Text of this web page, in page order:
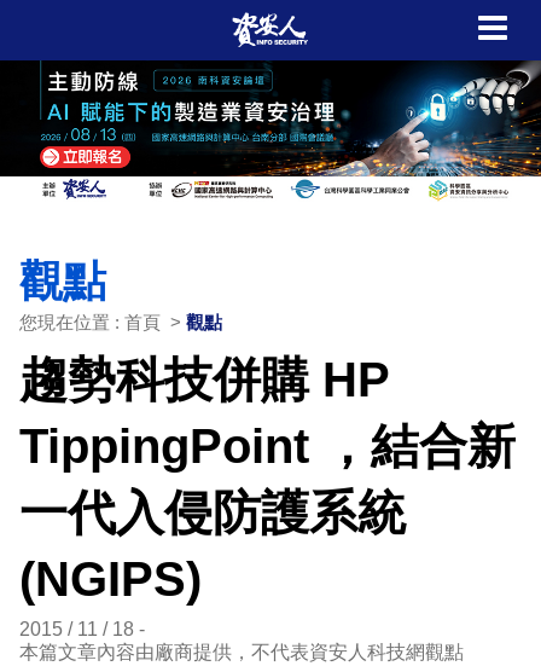
觀點
您現在位置 : 首頁 > 觀點
趨勢科技併購 HP
TippingPoint ，結合新
一代入侵防護系統
(NGIPS)
2015 / 11 / 18
本篇文章內容由廠商提供，不代表資安人科技網觀點